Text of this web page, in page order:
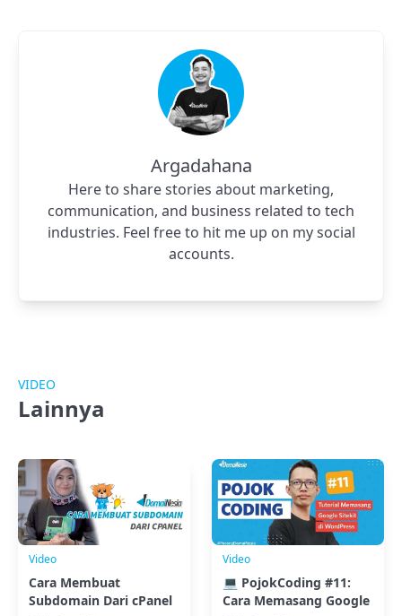
Argadahana
Here to share stories about marketing,
communication, and business related to tech
industries. Feel free to hit me up on my social
accounts.
VIDEO
Lainnya
Video
Cara Membuat
Subdomain Dari cPanel
Video
💻 PojokCoding #11:
Cara Memasang Google